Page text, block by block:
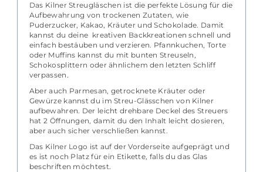
Das Kilner Streugläschen ist die perfekte Lösung für die
Aufbewahrung von trockenen Zutaten, wie
Puderzucker, Kakao, Kräuter und Schokolade. Damit
kannst du deine kreativen Backkreationen schnell und
einfach bestäuben und verzieren. Pfannkuchen, Torte
oder Muffins kannst du mit bunten Streuseln,
Schokosplittern oder ähnlichem den letzten Schliff
verpassen.
Aber auch Parmesan, getrocknete Kräuter oder
Gewürze kannst du im Streu-Glässchen von Kilner
aufbewahren. Der leicht drehbare Deckel des Streuers
hat 2 Öffnungen, damit du den Inhalt leicht dosieren,
aber auch sicher verschließen kannst.
Das Kilner Logo ist auf der Vorderseite aufgeprägt und
es ist noch Platz für ein Etikette, falls du das Glas
beschriften möchtest.